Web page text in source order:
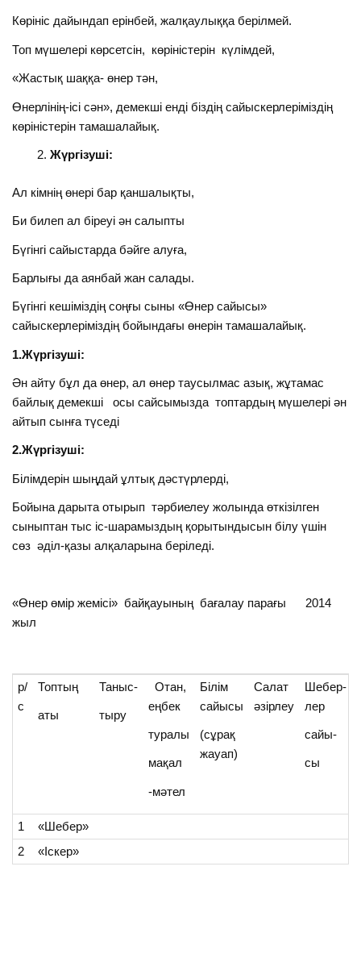
Көрініс дайындап ерінбей, жалқаулыққа берілмей.
Топ мүшелері көрсетсін, көріністерін күлімдей,
«Жастық шаққа- өнер тән,
Өнерлінің-ісі сән», демекші енді біздің сайыскерлеріміздің
көріністерін тамашалайық.
Жүргізуші:
Ал кімнің өнері бар қаншалықты,
Би билеп ал біреуі ән салыпты
Бүгінгі сайыстарда бәйге алуға,
Барлығы да аянбай жан салады.
Бүгінгі кешіміздің соңғы сыны «Өнер сайысы»
сайыскерлеріміздің бойындағы өнерін тамашалайық.
1.Жүргізуші:
Ән айту бұл да өнер, ал өнер таусылмас азық, жұтамас
байлық демекші осы сайсымызда топтардың мүшелері ән
айтып сынға түседі
2.Жүргізуші:
Білімдерін шыңдай ұлтық дәстүрлерді,
Бойына дарыта отырып тәрбиелеу жолында өткізілген
сыныптан тыс іс-шарамыздың қорытындысын білу үшін
сөз әділ-қазы алқаларына беріледі.
«Өнер өмір жемісі» байқауының бағалау парағы 2014
жыл
р/
с
Топтың
аты
Таныс-
тыру
Отан,
еңбек
туралы
мақал
-мәтел
Білім
сайысы
(сұрақ
жауап)
Салат
әзірлеу
Шебер-
лер
сайы-
сы
1
«Шебер»
2
«Іскер»